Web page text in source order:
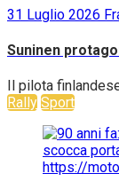
31 Luglio 2026
Suninen
Il pilota
Rally Sport